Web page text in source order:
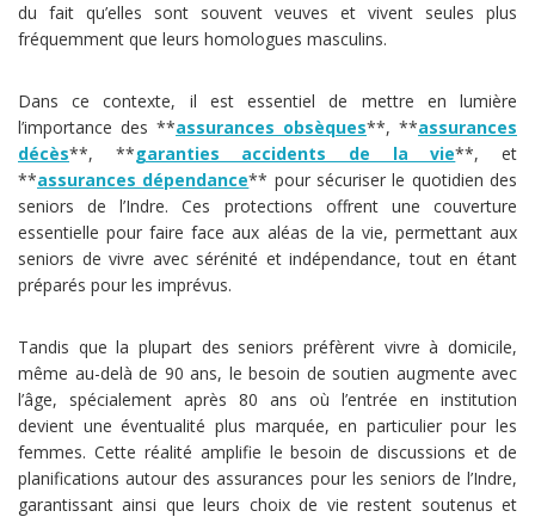
du fait qu’elles sont souvent veuves et vivent seules plus
fréquemment que leurs homologues masculins.
Dans ce contexte, il est essentiel de mettre en lumière
l’importance des **assurances obsèques**, **assurances
décès**, **garanties accidents de la vie**, et
**assurances dépendance** pour sécuriser le quotidien des
seniors de l’Indre. Ces protections offrent une couverture
essentielle pour faire face aux aléas de la vie, permettant aux
seniors de vivre avec sérénité et indépendance, tout en étant
préparés pour les imprévus.
Tandis que la plupart des seniors préfèrent vivre à domicile,
même au-delà de 90 ans, le besoin de soutien augmente avec
l’âge, spécialement après 80 ans où l’entrée en institution
devient une éventualité plus marquée, en particulier pour les
femmes. Cette réalité amplifie le besoin de discussions et de
planifications autour des assurances pour les seniors de l’Indre,
garantissant ainsi que leurs choix de vie restent soutenus et